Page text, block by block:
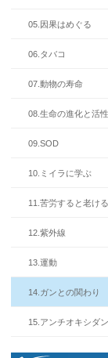
05.因果はめぐる
06.タバコ
07.動物の寿命
08.生命の進化と活
09.SOD
10.ミイラに学ぶ
11.苦労すると老ける
12.紫外線
13.運動
14.ガンとの関わり
15.アンチオキシダ